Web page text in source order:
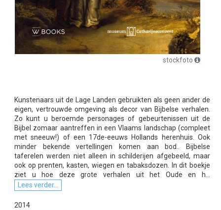
stockfoto
Kunstenaars uit de Lage Landen gebruikten als geen ander de
eigen, vertrouwde omgeving als decor van Bijbelse verhalen.
Zo kunt u beroemde personages of gebeurtenissen uit de
Bijbel zomaar aantreffen in een Vlaams landschap (compleet
met sneeuw!) of een 17de-eeuws Hollands herenhuis. Ook
minder bekende vertellingen komen aan bod.. Bijbelse
taferelen werden niet alleen in schilderijen afgebeeld, maar
ook op prenten, kasten, wiegen en tabaksdozen. In dit boekje
ziet u hoe deze grote verhalen uit het Oude en h...
Lees verder...
2014